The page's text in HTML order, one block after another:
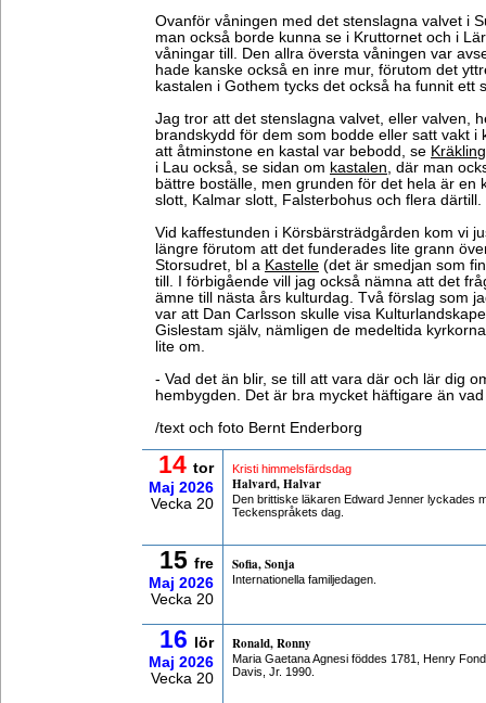
Ovanför våningen med det stenslagna valvet i
man också borde kunna se i Kruttornet och i
våningar till. Den allra översta våningen var
hade kanske också en inre mur, förutom det
kastalen i Gothem tycks det också ha funnit ett
Jag tror att det stenslagna valvet, eller valven,
brandskydd för dem som bodde eller satt vakt i
att åtminstone en kastal var bebodd, se
i Lau också, se sidan om kastalen, där man
bättre boställe, men grunden för det hela är en
slott, Kalmar slott, Falsterbohus och flera därtill.
Vid kaffestunden i Körsbärsträdgården kom vi
längre förutom att det funderades lite grann
Storsudret, bl a Kastelle (det är smedjan som
till. I förbigående vill jag också nämna att det
ämne till nästa års kulturdag. Två förslag som
var att Dan Carlsson skulle visa
Gislestam själv, nämligen de medeltida
lite om.
- Vad det än blir, se till att vara där och lär dig
hembygden. Det är bra mycket häftigare än
/text och foto Bernt Enderborg
14 tor
Maj 2026
Vecka 20
Kristi himmelsfärdsdag
Halvard, Halvar
Den brittiske läkaren Edward Jenner lyckades
Teckenspråkets dag.
15 fre
Maj 2026
Vecka 20
Sofia, Sonja
Internationella familjedagen.
16
lör
Maj 2026
Vecka 20
Ronald, Ronny
Maria Gaetana Agnesi föddes 1781, Henry
Davis, Jr. 1990.